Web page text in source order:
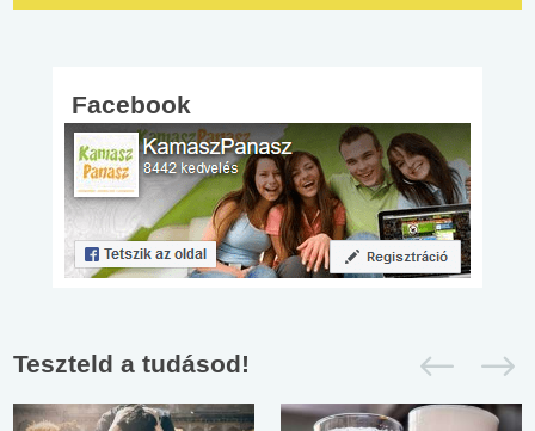
Facebook
Teszteld a tudásod!